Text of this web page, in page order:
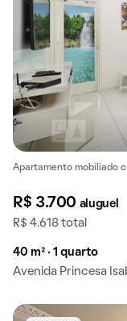
Apartamento mobiliado
R$ 3.700 aluguel
R$ 4.618 total
40 m² · 1 quarto
Avenida Princesa